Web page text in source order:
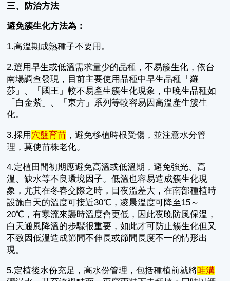
三、防治方法
避免簇生化方法為：
1.高溫期成熟種子不要用。
2.選用早生或低溫需求量少的品種，不易簇生化，依台
南場調查發現，目前主要使用品種中早生品種「羅
莎」、「國王」較不易產生簇生化現象，中晚生品種如
「白金紫」、「東方」系列等較容易因高溫產生簇生
化。
3.採用 穴盤育苗 ，避免移植時根受傷，並注意水分管
理，莫使苗株老化。
4.定植田間初期應避免高溫或低溫期，避免強光、高
溫、缺水等不良環境因子。低溫也容易造成簇生化現
象，尤其在冬春交際之時，日夜溫差大，在南部種植時
設施白天的溫度可接近30℃，凌晨溫度可降至15～
20℃，有寒流來襲時溫度會更低，因此夜晚防風保溫，
白天通風降溫的步驟很重要，如此才可防止簇生化但又
不致因低溫造成節間不伸長或節間長度不一的情形出
現。
5.定植後水份充足，高水份管理，包括種植前就將畦溝